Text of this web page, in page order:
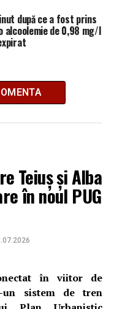
după ce a fost prins
alcoolemie de 0,98 mg/l
Teiuș și Alba
în noul PUG
în viitor de
sistem de tren